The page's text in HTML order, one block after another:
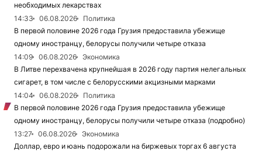
необходимых лекарствах
14:33
06.08.2026
Политика
В первой половине 2026 года Грузия предоставила убежище
одному иностранцу, белорусы получили четыре отказа
14:09
06.08.2026
Экономика
В Литве перехвачена крупнейшая в 2026 году партия нелегальных
сигарет, в том числе с белорусскими акцизными марками
14:04
06.08.2026
Политика
В первой половине 2026 года Грузия предоставила убежище
одному иностранцу, белорусы получили четыре отказа (подробно)
13:27
06.08.2026
Экономика
Доллар, евро и юань подорожали на биржевых торгах 6 августа